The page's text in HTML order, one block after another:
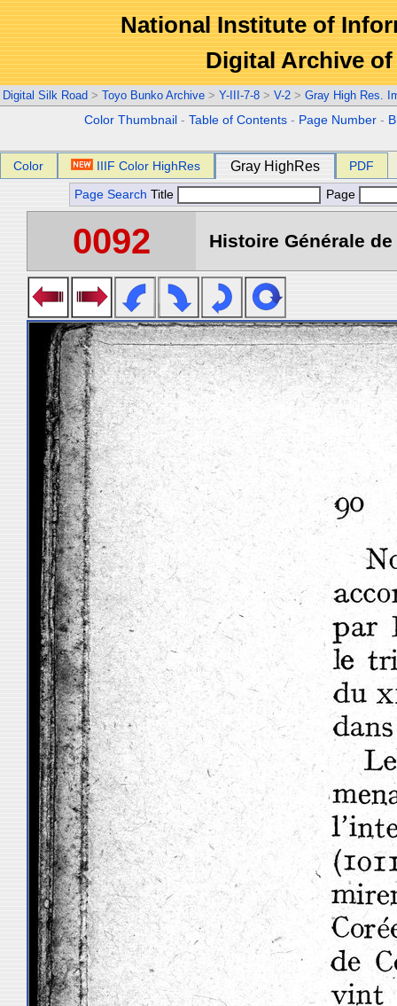
National Institute of
Digital Archive
Digital Silk Road > Toyo Bunko Archive > Y-III-7-8 > V-2 > Gray High Res.
Color Thumbnail -Table of Contents - Page Number -
Color IIIF Color HighRes Gray HighRes PDF
Page Search Title Page
0092 Histoire Générale